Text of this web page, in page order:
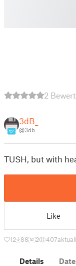
2
12
3dB_
@3db_
TUSH, but with
Like
12 88 2 407
Details